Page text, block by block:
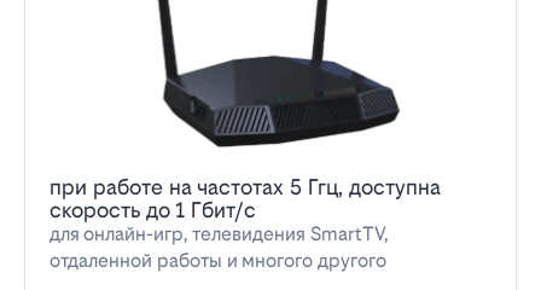
при работе на частотах 5 Ггц, доступна
скорость до 1 Гбит/с
для онлайн-игр, телевидения SmartTV,
отдаленной работы и многого другого